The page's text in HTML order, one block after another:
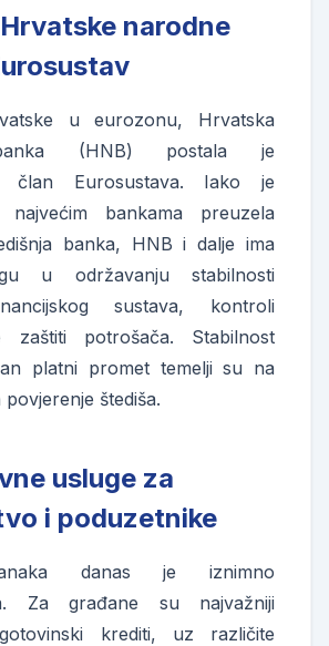
narodne
u eurozonu, Hrvatska
(HNB) postala je
član Eurosustava. Iako je
bankama preuzela
banka, HNB i dalje ima
u održavanju stabilnosti
sustava, kontroli
zaštiti potrošača. Stabilnost
platni promet temelji su na
štediša.
usluge za
i poduzetnike
danas je iznimno
Za građane su najvažniji
krediti, uz različite